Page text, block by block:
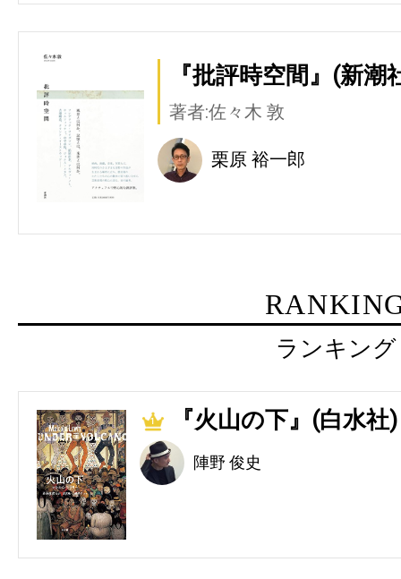
『批評時空間』(新潮
著者:佐々木 敦
栗原 裕一郎
ランキング
1 『火山の下』(白水社)
陣野 俊史